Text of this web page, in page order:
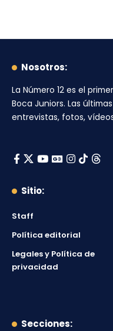
Nosotros:
La Número 12 es el
Boca Juniors. Las
entrevistas, fotos,
Sitio:
Staff
Política editorial
Legales y Política de
privacidad
Secciones: